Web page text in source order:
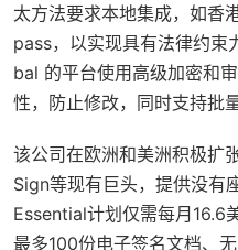
太方法要求本地集成，如香
pass，以实现具有法律约束
bal 的平台使用高级加密和
性，防止修改，同时支持批
该公司在欧洲和美洲积极扩
Sign等现有巨头，提供没有
Essential计划仅需每月16.6
最多100份电子签名文档、